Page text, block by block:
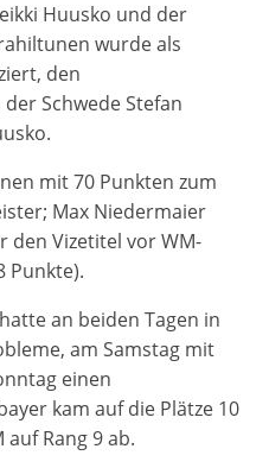
Huusko und der
wurde als
den
Schwede Stefan
mit 70 Punkten zum
Max Niedermaier
den Vizetitel vor WM-
Punkte).
an beiden Tagen in
am Samstag mit
einen
kam auf die Plätze 10
auf Rang 9 ab.
gewählten Cookie-
Informationen und
die Website-